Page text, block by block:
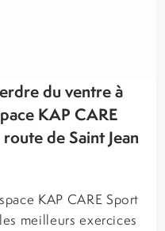
du ventre à
KAP CARE
de Saint Jean
KAP CARE Sport
meilleurs exercices